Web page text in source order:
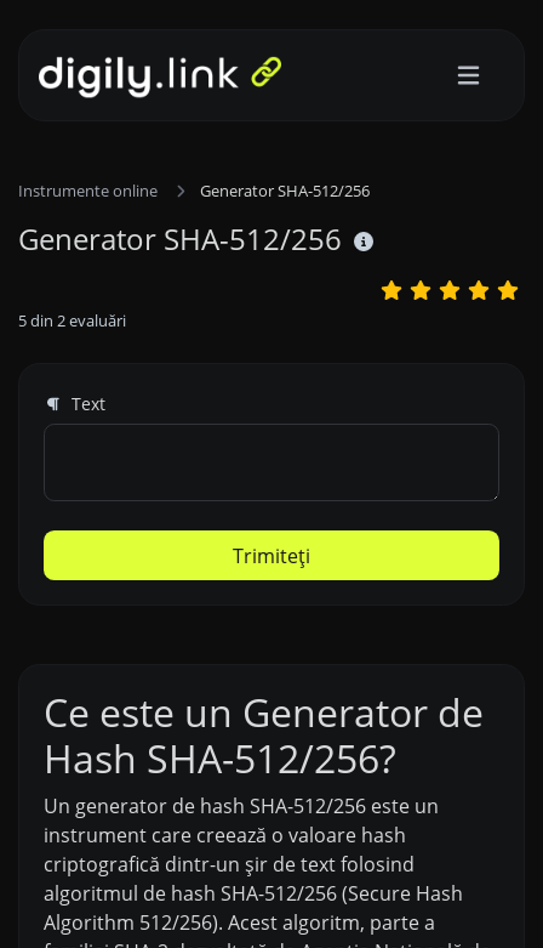
Instrumente online Generator SHA-512/256
Generator SHA-512/256
5din 2evaluări
Text
Trimiteți
Ce este un Generator de
Hash SHA-512/256?
Un generator de hash SHA-512/256 este un
instrument care creează o valoare hash
criptografică dintr-un șir de text folosind
algoritmul de hash SHA-512/256 (Secure Hash
Algorithm 512/256). Acest algoritm, parte a